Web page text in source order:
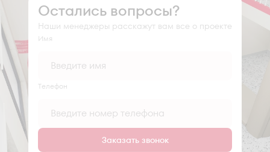
Остались вопросы?
Наши менеджеры расскажут вам все о проекте
Имя
Tелефон
Заказать звонок